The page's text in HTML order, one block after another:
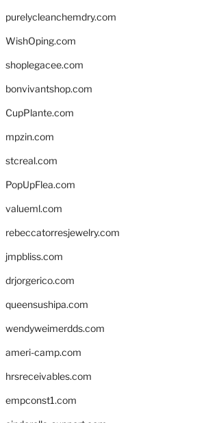
purelycleanchemdry.com
WishOping.com
shoplegacee.com
bonvivantshop.com
CupPlante.com
mpzin.com
stcreal.com
PopUpFlea.com
valueml.com
rebeccatorresjewelry.com
jmpbliss.com
drjorgerico.com
queensushipa.com
wendyweimerdds.com
ameri-camp.com
hrsreceivables.com
empconst1.com